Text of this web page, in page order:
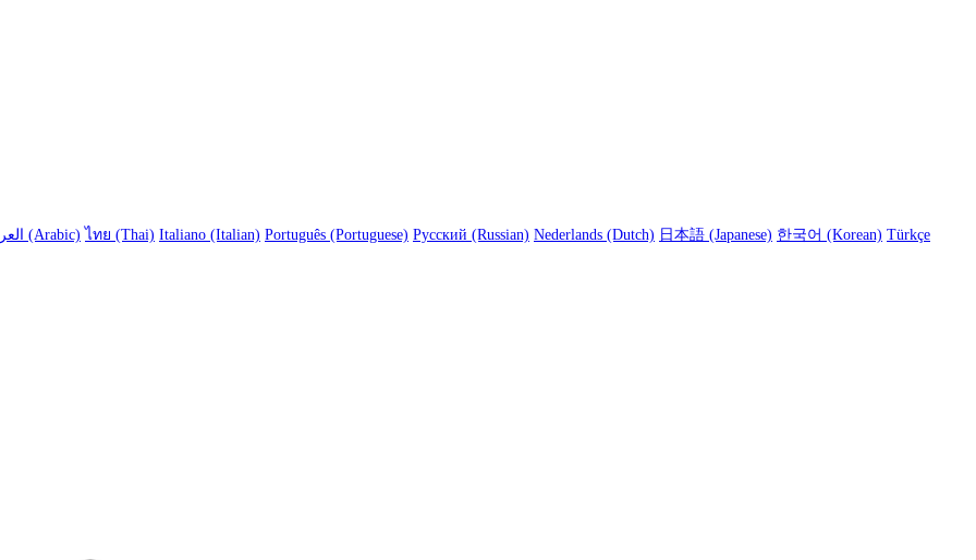
العربية (Arabic) ไทย (Thai) Italiano (Italian) Português (Portuguese) Русский (Russian) Nederlands (Dutch) 日本語 (Japanese) 한국어 (Korean) Türkçe